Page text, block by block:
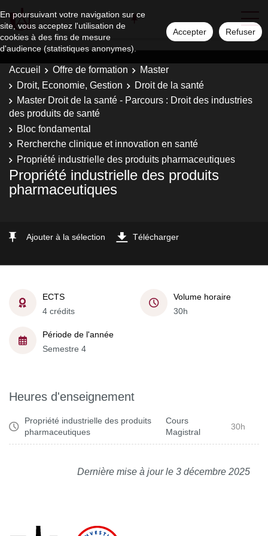
En poursuivant votre navigation sur ce
site, vous acceptez l'utilisation de
cookies à des fins de mesure
d'audience (statistiques anonymes).
Accepter Refuser
Accueil Offre de formation
Master
Droit, Economie, Gestion
Droit de la santé
Master Droit de la santé - Parcours : Droit des industries
des produits de santé
Bloc fondamental
Rercherche clinique et innovation en santé
Propriété industrielle des produits pharmaceutiques
Propriété industrielle des produits
pharmaceutiques
Ajouter à la sélection Télécharger
ECTS
4 crédits
Volume horaire
30h
Période de l'année
Semestre 4
Heures d'enseignement
Propriété industrielle des produits
pharmaceutiques
Cours
Magistral
30h
Dernière mise à jour le 3 décembre 2025